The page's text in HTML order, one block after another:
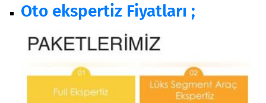
Oto ekspertiz Fiyatları ;